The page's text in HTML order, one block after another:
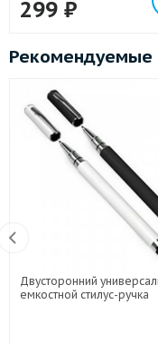
299 ₽
Рекомендуемые
Двусторонний
емкостной стилус-ручка